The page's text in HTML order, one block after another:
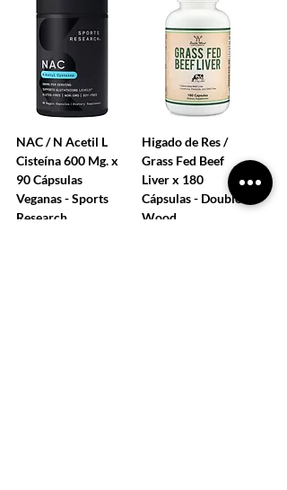
NAC / N Acetil L
Cisteína 600 Mg. x
90 Cápsulas
Veganas - Sports
Research
Higado de Res /
Grass Fed Beef
Liver x 180
Cápsulas - Double
Wood